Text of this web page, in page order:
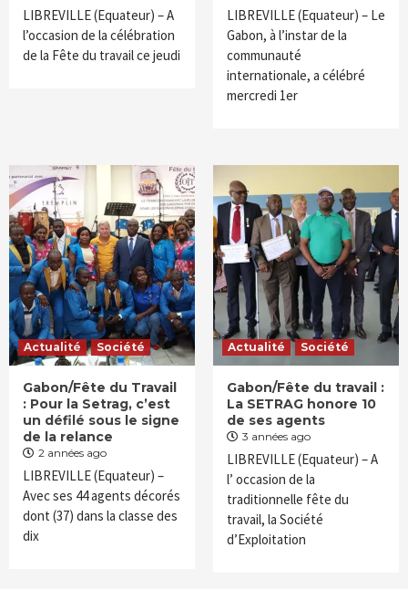
LIBREVILLE (Equateur) – A
l’occasion de la célébration
de la Fête du travail ce jeudi
LIBREVILLE (Equateur) – Le
Gabon, à l’instar de la
communauté
internationale, a célébré
mercredi 1er
Actualité Société
Gabon/Fête du Travail
: Pour la Setrag, c’est
un défilé sous le signe
de la relance
2 années ago
LIBREVILLE (Equateur) –
Avec ses 44 agents décorés
dont (37) dans la classe des
dix
Actualité Société
Gabon/Fête du travail :
La SETRAG honore 10
de ses agents
3 années ago
LIBREVILLE (Equateur) – A
l’ occasion de la
traditionnelle fête du
travail, la Société
d’Exploitation